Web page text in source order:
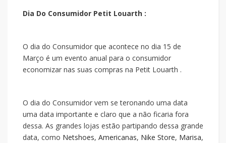
Dia Do Consumidor Petit Louarth :
O dia do Consumidor que acontece no dia 15 de
Março é um evento anual para o consumidor
economizar nas suas compras na Petit Louarth .
O dia do Consumidor vem se teronando uma data
uma data importante e claro que a não ficaria fora
dessa. As grandes lojas estão partipando dessa grande
data, como Netshoes, Americanas, Nike Store, Marisa,